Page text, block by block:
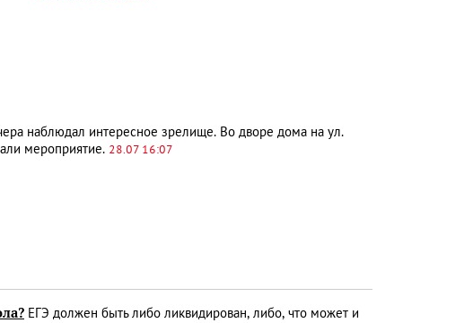
наблюдал интересное зрелище. Во дворе дома на ул.
мероприятие. 28.07 16:07
ЕГЭ должен быть либо ликвидирован, либо, что может и